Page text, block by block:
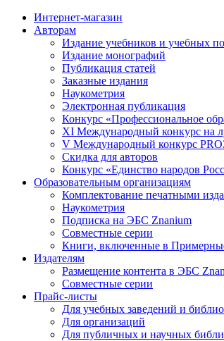
Интернет-магазин
Авторам
Издание учебников и учебных
Издание монографий
Публикация статей
Заказные издания
Наукометрия
Электронная публикация
Конкурс «Профессиональное
XI Международный конкурс на
V Международный конкурс
Скидка для авторов
Конкурс «Единство народов
Образовательным организациям
Комплектование печатными
Наукометрия
Подписка на ЭБС Znanium
Совместные серии
Книги, включенные в
Издателям
Размещение контента в ЭБС
Совместные серии
Прайс-листы
Для учебных заведений и
Для организаций
Для публичных и научных